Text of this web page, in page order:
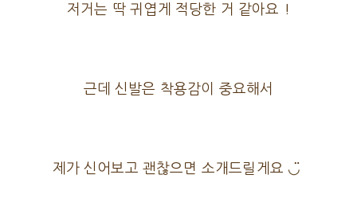
저거는 딱 귀엽게 적당한 거 같아요 !
근데 신발은 착용감이 중요해서
제가 신어보고 괜찮으면 소개드릴게요 ◡̈